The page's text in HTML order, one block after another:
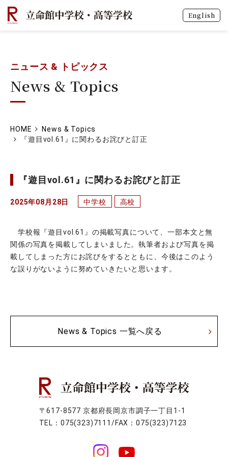
English
ニュース & トピックス
News & Topics
HOME
News & Topics
『遊目vol.61』に関わるお詫びと訂正
『遊目vol.61』に関わるお詫びと訂正
2025年08月28日 中学校 高校
学校報『遊目vol.61』の掲載写真について、一部本文と無
関係の写真を掲載してしまいました。執筆者および写真を掲
載してしまった方にお詫びをするとともに、今後はこのよう
な誤りがないように努めていきたいと思います。
News & Topics 一覧へ戻る
〒617-8577 京都府長岡京市調子一丁目1-1
TEL：075(323)7111/FAX：075(323)7123